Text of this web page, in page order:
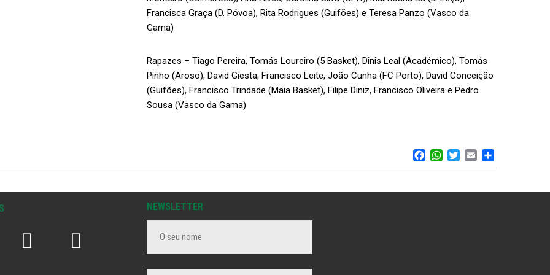
Francisca Graça (D. Póvoa), Rita Rodrigues (Guifões) e Teresa Panzo (Vasco da
Gama)
Rapazes – Tiago Pereira, Tomás Loureiro (5 Basket), Dinis Leal (Académico), Tomás
Pinho (Aroso), David Giesta, Francisco Leite, João Cunha (FC Porto), David Conceição
(Guifões), Francisco Trindade (Maia Basket), Filipe Diniz, Francisco Oliveira e Pedro
Sousa (Vasco da Gama)
FACEBOOK
WHATSAPP
TWITTER
EMAIL
NEWSLETTER